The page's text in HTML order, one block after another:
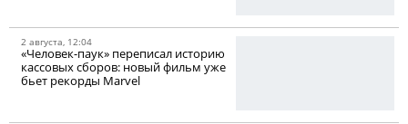
2 августа, 12:04
«Человек-паук» переписал историю
кассовых сборов: новый фильм уже
бьет рекорды Marvel